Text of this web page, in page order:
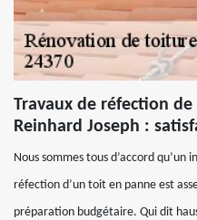
Travaux de réfection
Reinhard Joseph :
Nous sommes tous d’accord qu’un
réfection d’un toit en panne est
préparation budgétaire. Qui dit